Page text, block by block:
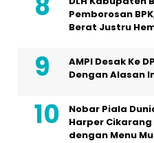
Pemborosan
Berat Justru
AMPI Desak Ke
Dengan Alasan
Nobar Piala
Harper
dengan Menu